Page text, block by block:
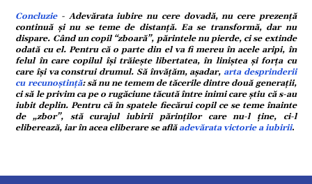
Concluzie- Adevărata iubire nu cere dovadă, nu cere prezență
continuă și nu se teme de distanță. Ea se transformă, dar nu
dispare. Când un copil “zboară”, părintele nu pierde, ci se extinde
odată cu el. Pentru că o parte din el va fi mereu în acele aripi, în
felul în care copilul își trăiește libertatea, în liniștea și forța cu
care își va construi drumul. Să învățăm, așadar, arta desprinderii
cu recunoștință: să nu ne temem de tăcerile dintre două generații,
ci să le privim ca pe o rugăciune tăcută între inimi care știu că s-au
iubit deplin. Pentru că în spatele fiecărui copil ce se teme înainte
de „zbor”, stă curajul iubirii părinților care nu-l ține, ci-l
eliberează, iar în acea eliberare se află adevărata victorie a iubirii.